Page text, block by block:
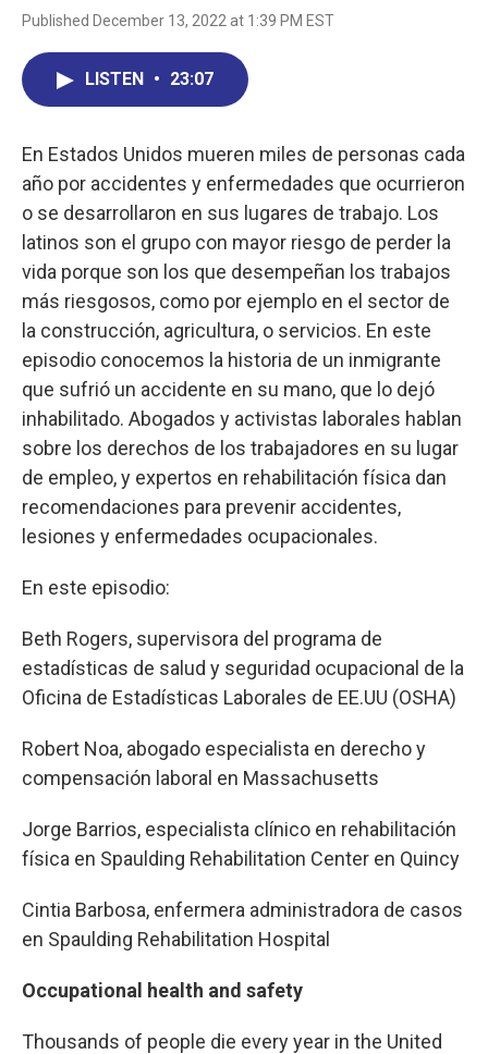
Published December 13, 2022 at 1:39 PM EST
LISTEN • 23:07
En Estados Unidos mueren miles de personas cada
año por accidentes y enfermedades que ocurrieron
o se desarrollaron en sus lugares de trabajo. Los
latinos son el grupo con mayor riesgo de perder la
vida porque son los que desempeñan los trabajos
más riesgosos, como por ejemplo en el sector de
la construcción, agricultura, o servicios. En este
episodio conocemos la historia de un inmigrante
que sufrió un accidente en su mano, que lo dejó
inhabilitado. Abogados y activistas laborales hablan
sobre los derechos de los trabajadores en su lugar
de empleo, y expertos en rehabilitación física dan
recomendaciones para prevenir accidentes,
lesiones y enfermedades ocupacionales.
En este episodio:
Beth Rogers, supervisora del programa de
estadísticas de salud y seguridad ocupacional de la
Oficina de Estadísticas Laborales de EE.UU (OSHA)
Robert Noa, abogado especialista en derecho y
compensación laboral en Massachusetts
Jorge Barrios, especialista clínico en rehabilitación
física en Spaulding Rehabilitation Center en Quincy
Cintia Barbosa, enfermera administradora de casos
en Spaulding Rehabilitation Hospital
Occupational health and safety
Thousands of people die every year in the United